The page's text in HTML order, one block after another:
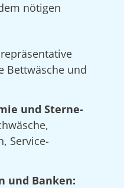
nötigen
repräsentative
Bettwäsche und
und Sterne-
Service-
und Banken: